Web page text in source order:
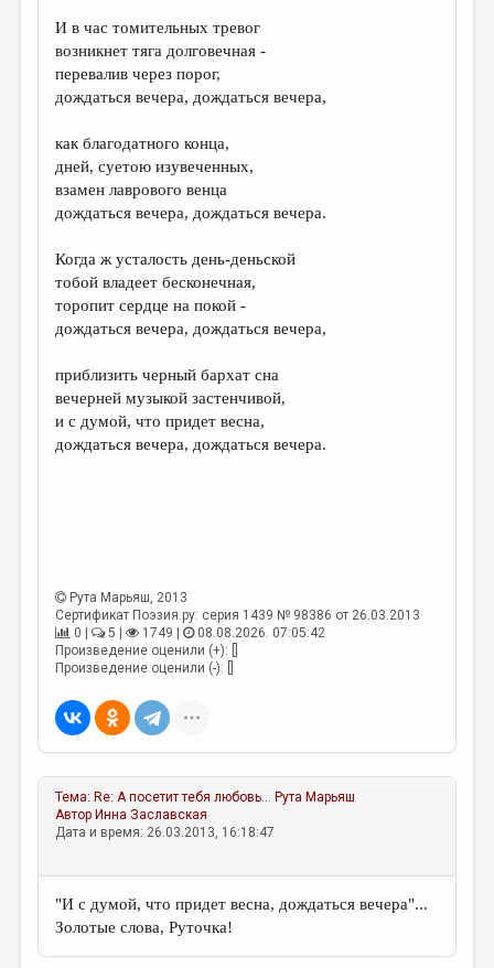
И в час томительных тревог
возникнет тяга долговечная -
перевалив через порог,
дождаться вечера, дождаться вечера,
как благодатного конца,
дней, суетою изувеченных,
взамен лаврового венца
дождаться вечера, дождаться вечера.
Когда ж усталость день-деньской
тобой владеет бесконечная,
торопит сердце на покой -
дождаться вечера, дождаться вечера,
приблизить черный бархат сна
вечерней музыкой застенчивой,
и с думой, что придет весна,
дождаться вечера, дождаться вечера.
Рута Марьяш, 2013
Сертификат Поэзия.ру: серия 1439 № 98386 от 26.03.2013
0 |
5 | 1749 |
08.08.2026. 07:05:42
Произведение оценили (+): []
Произведение оценили (-): []
Тема: Re: А посетит тебя любовь… Рута Марьяш
Автор Инна Заславская
Дата и время: 26.03.2013, 16:18:47
"И с думой, что придет весна, дождаться вечера"...
Золотые слова, Руточка!